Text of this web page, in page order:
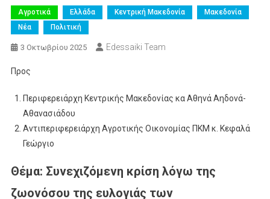
Αγροτικά Ελλάδα Κεντρική Μακεδονία
Μακεδονία
Νέα
Πολιτική
3 Οκτωβρίου 2025 Edessaiki Team
Προς
Περιφερειάρχη Κεντρικής Μακεδονίας κα Αθηνά Αηδονά-
Αθανασιάδου
Αντιπεριφερειάρχη Αγροτικής Οικονομίας ΠΚΜ κ. Κεφαλά
Γεώργιο
Θέμα: Συνεχιζόμενη κρίση λόγω της
ζωονόσου της ευλογιάς των